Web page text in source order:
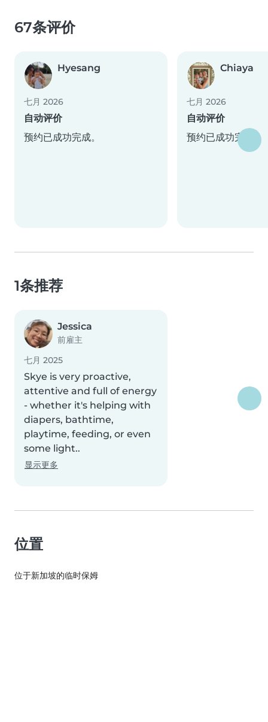
67条评价
Hyesang
七月 2026
自动评价
预约已成功完成。
Chiaya
七月 2026
自动评价
预约已成功完成。
1条推荐
Jessica
前雇主
七月 2025
Skye is very proactive,
attentive and full of energy
- whether it's helping with
diapers, bathtime,
playtime, feeding, or even
some light..
显示更多
位置
位于新加坡的临时保姆